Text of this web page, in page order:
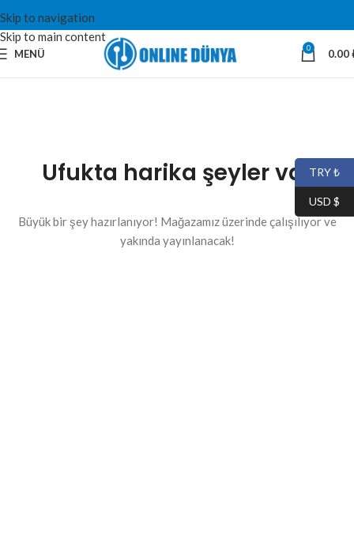
Skip to navigation
Skip to main content
MENÜ 0 0.00
Ufukta harika şeyler var
Büyük bir şey hazırlanıyor! Mağazamız üzerinde çalışılıyor ve
yakında yayınlanacak!
TRY ₺
USD $